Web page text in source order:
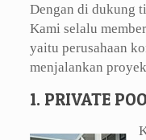
Dengan di dukung
Kami selalu
yaitu perusahaan
menjalankan
1. PRIVATE